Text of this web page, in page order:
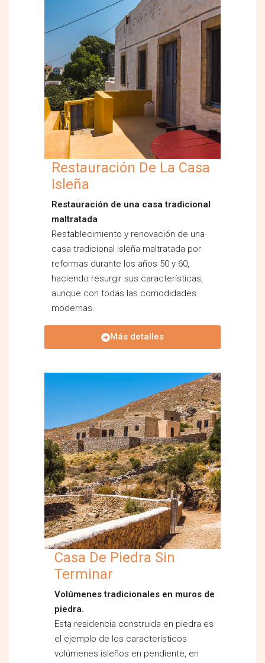
Restauración De La Casa
Isleña
Restauración de una casa tradicional
maltratada
Restablecimiento y renovación de una
casa tradicional isleña maltratada por
reformas durante los años 50 y 60,
haciendo resurgir sus características,
aunque con todas las comodidades
modernas.
Más detalles
Casa De Piedra Sin
Terminar
Volúmenes tradicionales en muros de
piedra.
Esta residencia construida en piedra es
el ejemplo de los característicos
volúmenes isleños en pendiente, en